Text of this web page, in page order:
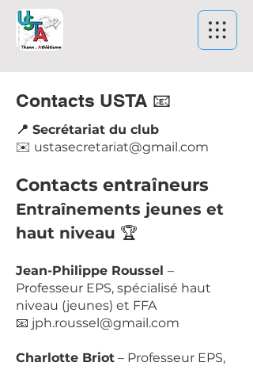
Contacts USTA 📧
📍 Secrétariat du club
✉️ ustasecretariat@gmail.com
Contacts entraîneurs
Entraînements jeunes et
haut niveau 🏆
Jean-Philippe Roussel –
Professeur EPS, spécialisé haut
niveau (jeunes) et FFA
📧 jph.roussel@gmail.com
Charlotte Briot – Professeur EPS,